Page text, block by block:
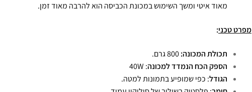
מאוד איטי ומשך השימוש במכונת הכביסה הוא להרבה מאוד זמן.
מפרט טכני:
תכולת המכונה:800 גרם.
הספק הכח הנמדד למכונה: 40W
הגודל: כפי שמופיע בתמונות למטה.